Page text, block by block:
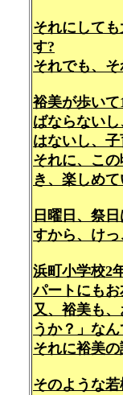
それにして
す?
それでも、
裕美が歩い
ばならない
はないし、
それに、こ
き、楽しめて
日曜日、祭
すから、け
浜町小学校2
パートにも
又、裕美も
うか？」なん
それに裕美
そのような